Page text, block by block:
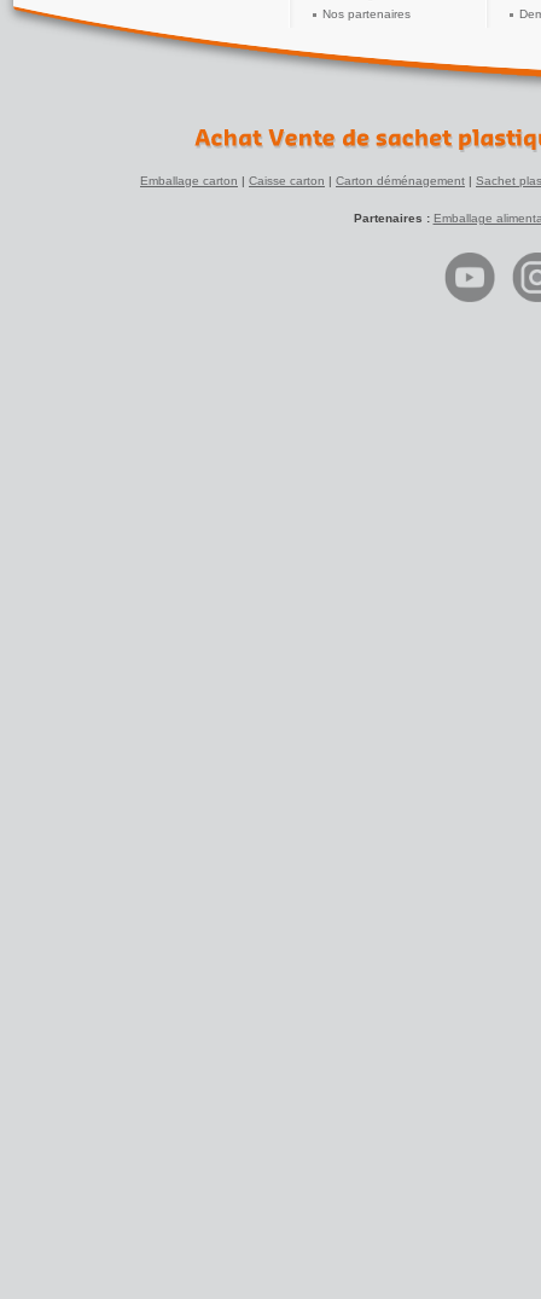
Nos partenaires
Emballage carton | Caisse carton | Carton déménagement | Sachet
Partenaires : Emballage